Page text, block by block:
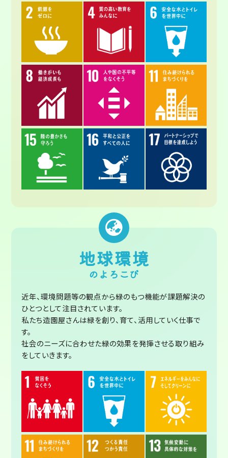
地球環境
のよろこび
近年、環境問題等の観点から緑のもつ機能が課題解決の
ひとつとして注目されています。
私たち造園屋さんは緑を創り、育て、活用していく仕事で
す。
社会のニーズに合わせた緑の効果を発揮させる取り組み
をしていきます。